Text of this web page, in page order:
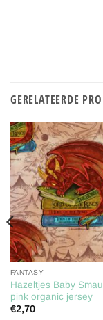
GERELATEERDE
FANTASY
Hazeltjes Baby
pink organic jersey
€2,70